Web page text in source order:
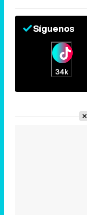
Síguenos
34k